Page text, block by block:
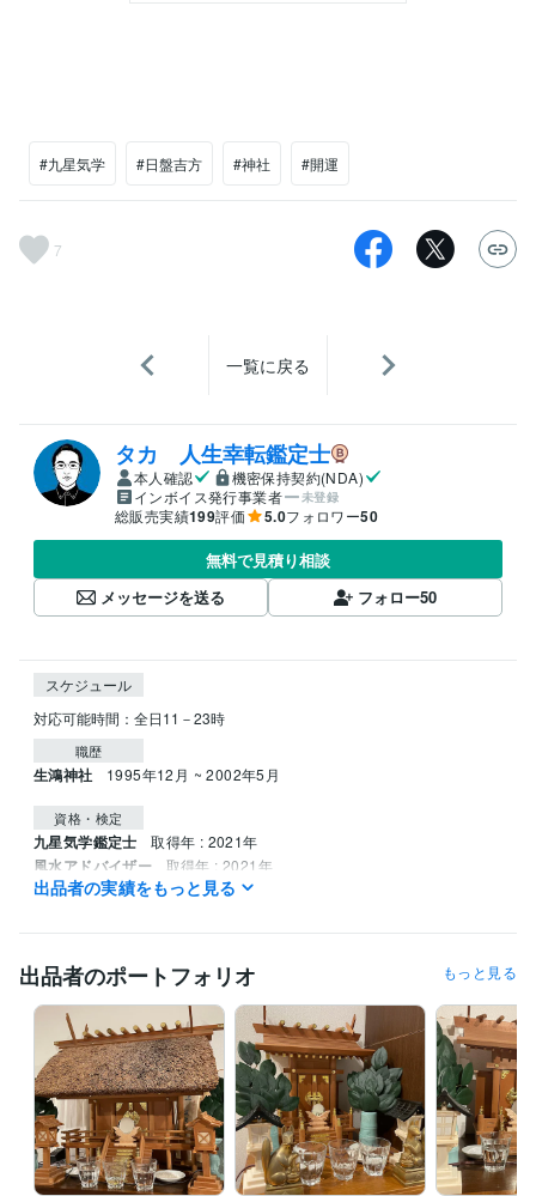
#九星気学 #日盤吉方 #神社 #開運
7
一覧に戻る
タカ 人生幸転鑑定士
本人確認
機密保持契約(NDA)
インボイス発行事業者
未登録
総販売実績199評価 5.0フォロワー50
無料で見積り相談
メッセージを送る
フォロー50
スケジュール
職歴
生鴻神社 1995年12月 ~ 2002年5月
資格・検定
九星気学鑑定士 取得年 : 2021年
風水アドバイザー 取得年 : 2021年
姓名判断鑑定士 取得年 : 2022年
調理師 取得年 : 1990年
その他ツール
神道行者（神道指紋易・神霊伺い・御祈願・お祓い等）:28年
霊相（霊視・除霊・浄霊等）:28年九星気学鑑定（方位学）:28年
霊理姓名学判断（鑑定）:27年
得意分野
占い 九星気学鑑定 病気平癒（霊視・浄霊） 心願成就 水子霊供養
故人供養
九星気学 方位学 運命学 占い 開運 神道 御祈願 霊視
お祓い
供養
出品者の実績をもっと見る
出品者のポートフォリオ もっと見る